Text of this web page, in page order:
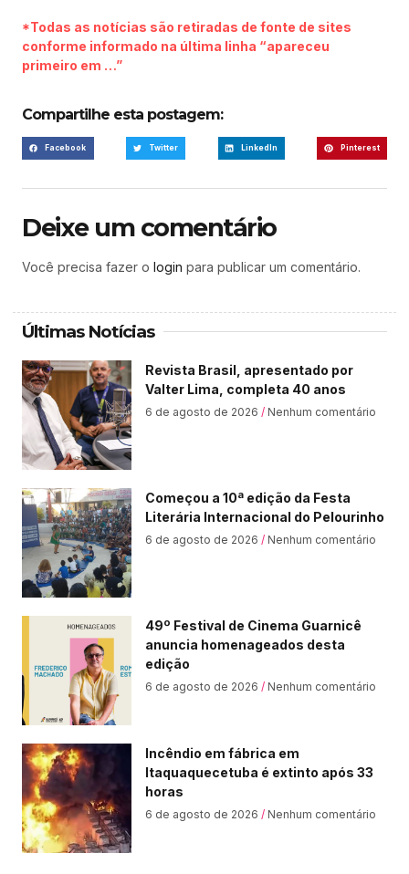
*Todas as notícias são retiradas de fonte de sites
conforme informado na última linha “apareceu
primeiro em …”
Compartilhe esta postagem:
Facebook Twitter LinkedIn Pinterest
Deixe um comentário
Você precisa fazer o login para publicar um comentário.
Últimas Notícias
Revista Brasil, apresentado por
Valter Lima, completa 40 anos
6 de agosto de 2026 Nenhum comentário
Começou a 10ª edição da Festa
Literária Internacional do Pelourinho
6 de agosto de 2026 Nenhum comentário
49º Festival de Cinema Guarnicê
anuncia homenageados desta
edição
6 de agosto de 2026 Nenhum comentário
Incêndio em fábrica em
Itaquaquecetuba é extinto após 33
horas
6 de agosto de 2026 Nenhum comentário